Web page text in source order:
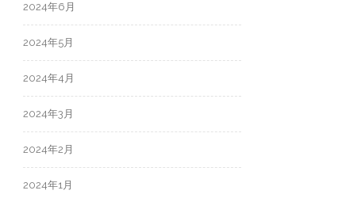
2024年6月
2024年5月
2024年4月
2024年3月
2024年2月
2024年1月